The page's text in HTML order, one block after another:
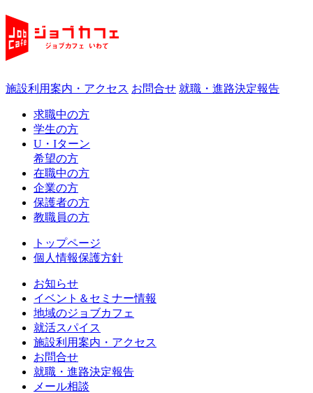
施設利用案内・アクセス お問合せ 就職・進路決定報告
求職中の方
学生の方
U・Iターン
希望の方
在職中の方
企業の方
保護者の方
教職員の方
トップページ
個人情報保護方針
お知らせ
イベント＆セミナー情報
地域のジョブカフェ
就活スパイス
施設利用案内・アクセス
お問合せ
就職・進路決定報告
メール相談